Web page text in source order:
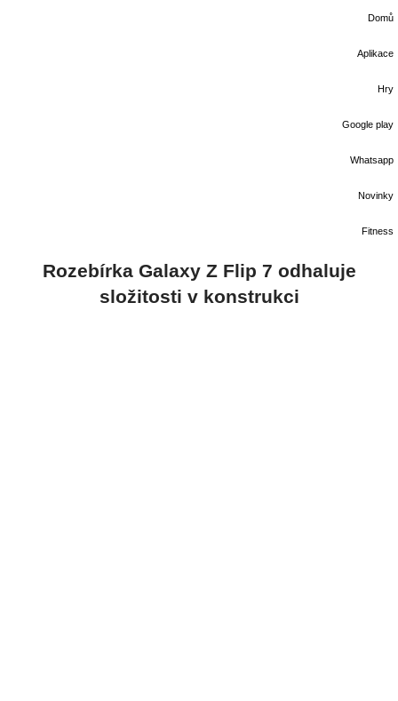
Domů
Aplikace
Hry
Google play
Whatsapp
Novinky
Fitness
Rozebírka Galaxy Z Flip 7 odhaluje
složitosti v konstrukci